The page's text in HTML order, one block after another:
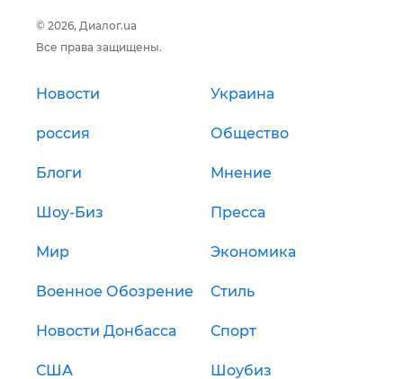
© 2026, Диалог.ua
Все права защищены.
Новости Украина
россия Общество
Блоги Мнение
Шоу-Биз Пресса
Мир Экономика
Военное Обозрение Стиль
Новости Донбасса Спорт
США Шоубиз